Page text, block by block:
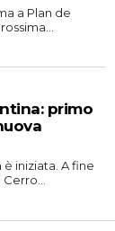
a Plan de
primo
iniziata. A fine